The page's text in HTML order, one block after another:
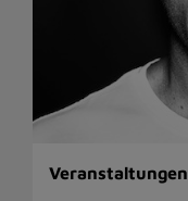
Veranstaltungen